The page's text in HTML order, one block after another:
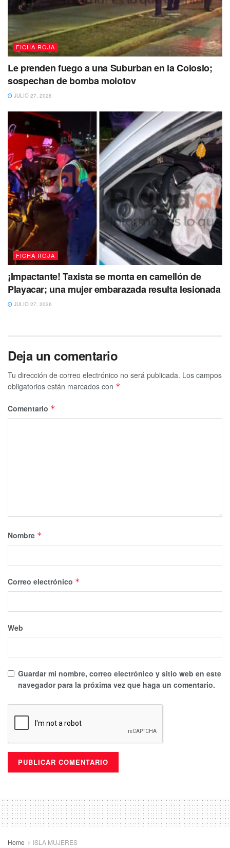
FICHA ROJA
Le prenden fuego a una Suburban en la Colosio;
sospechan de bomba molotov
JULIO 27, 2026
FICHA ROJA
¡Impactante! Taxista se monta en camellón de
Playacar; una mujer embarazada resulta lesionada
JULIO 27, 2026
Deja un comentario
Tu dirección de correo electrónico no será publicada. Los campos
obligatorios están marcados con *
Comentario *
Nombre *
Correo electrónico *
Web
Guardar mi nombre, correo electrónico y sitio web en este
navegador para la próxima vez que haga un comentario.
Home ISLA MUJERES